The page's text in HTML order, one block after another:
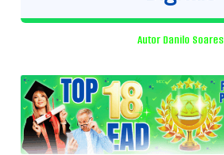
Autor Danilo Soares